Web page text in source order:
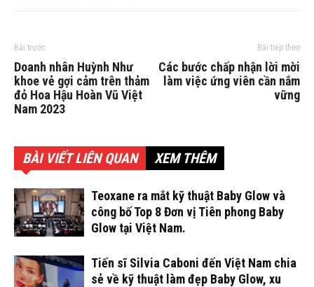
Bài trước
Doanh nhân Huỳnh Như
khoe vẻ gợi cảm trên thảm
đỏ Hoa Hậu Hoàn Vũ Việt
Nam 2023
Bài tiếp theo
Các bước chấp nhận lời mời
làm việc ứng viên cần nắm
vững
BÀI VIẾT LIÊN QUAN XEM THÊM
Teoxane ra mắt kỹ thuật Baby Glow và
công bố Top 8 Đơn vị Tiên phong Baby
Glow tại Việt Nam.
Tiến sĩ Silvia Caboni đến Việt Nam chia
sẻ về kỹ thuật làm đẹp Baby Glow, xu